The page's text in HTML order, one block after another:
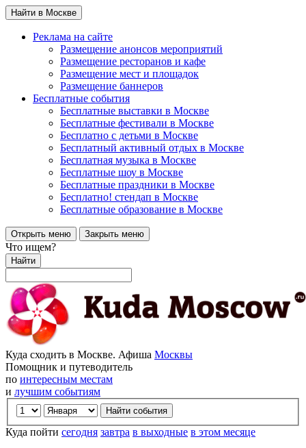
Найти в Москве
Реклама на сайте
Размещение анонсов мероприятий
Размещение ресторанов и кафе
Размещение мест и площадок
Размещение баннеров
Бесплатные события
Бесплатные выставки в Москве
Бесплатные фестивали в Москве
Бесплатно с детьми в Москве
Бесплатный активный отдых в Москве
Бесплатная музыка в Москве
Бесплатные шоу в Москве
Бесплатные праздники в Москве
Бесплатно! стендап в Москве
Бесплатные образование в Москве
Открыть меню Закрыть меню
Что ищем?
Найти
Куда сходить в Москве. Афиша Москвы
Помощник и путеводитель
по интересным местам
и лучшим событиям
Куда пойти сегодня завтра в выходные в этом месяце